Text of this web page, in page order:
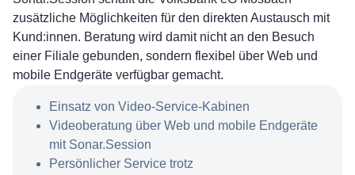
zusätzliche Möglichkeiten für den direkten Austausch mit
Kund:innen. Beratung wird damit nicht an den Besuch
einer Filiale gebunden, sondern flexibel über Web und
mobile Endgeräte verfügbar gemacht.
Einsatz von Video-Service-Kabinen
Videoberatung über Web und mobile Endgeräte
mit Sonar.Session
Persönlicher Service trotz